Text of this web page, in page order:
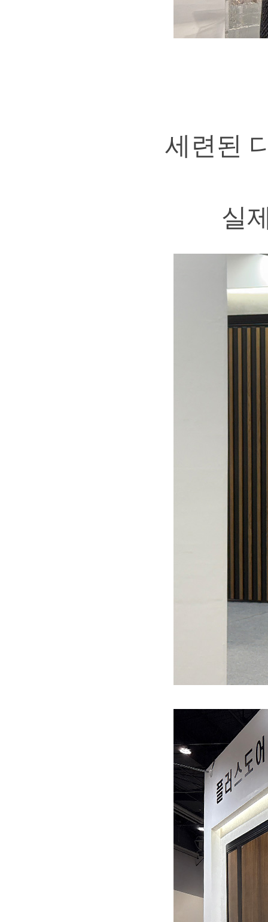
세련된
실